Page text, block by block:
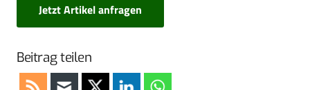
Jetzt Artikel anfragen
Beitrag teilen